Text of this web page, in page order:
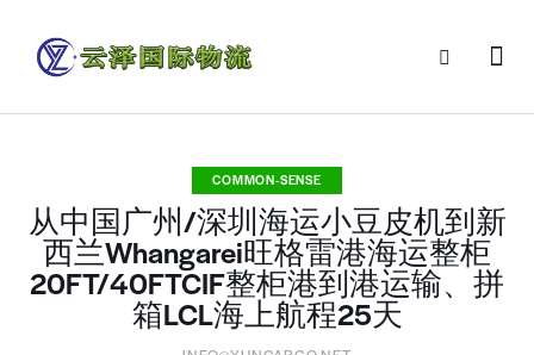
COMMON-SENSE
从中国广州/深圳海运小豆皮机到新
西兰Whangarei旺格雷港海运整柜
20FT/40FTCIF整柜港到港运输、拼
箱LCL海上航程25天